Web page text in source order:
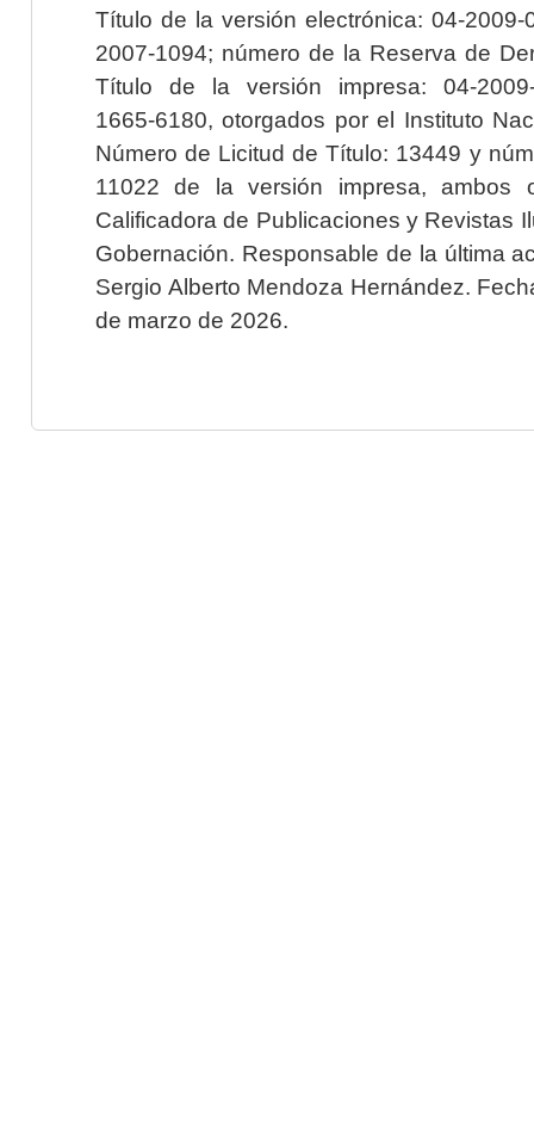
Título de la versión electrónica: 04-2009-
2007-1094; número de la Reserva de
Título de la versión impresa: 04-2009-
1665-6180, otorgados por el Instituto
Número de Licitud de Título: 13449 y
11022 de la versión impresa, ambos
Calificadora de Publicaciones y Revistas
Gobernación. Responsable de la última
Sergio Alberto Mendoza Hernández.
de marzo de 2026.